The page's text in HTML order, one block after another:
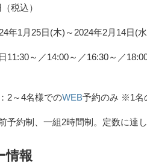
税込）
年1月25日(木)～2024年2月14日(
11:30～／14:00～／16:30～／
2～4名様でのWEB予約のみ​ ※1名
予約制、一組2時間制。定数に達
情報